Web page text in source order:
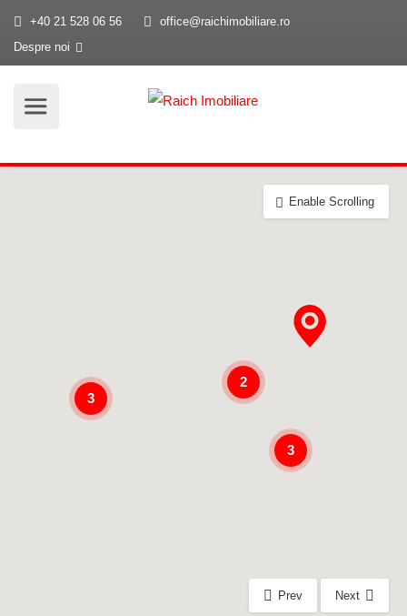
+40 21 528 06 56
office@raichimobiliare.ro
Despre noi
2
3
3
Enable Scrolling
Prev Next